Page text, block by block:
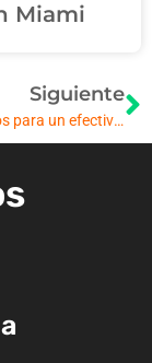
Miami
Siguiente
Cinco consejos para un efectivo diseño de sitios web en Miami